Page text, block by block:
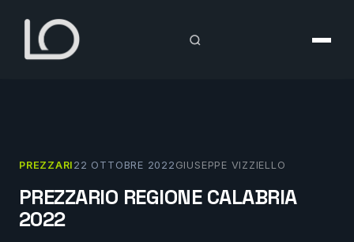
contenuto
PREZZARI 22 OTTOBRE 2022 GIUSEPPE VIZZIELLO
PREZZARIO REGIONE CALABRIA
2022